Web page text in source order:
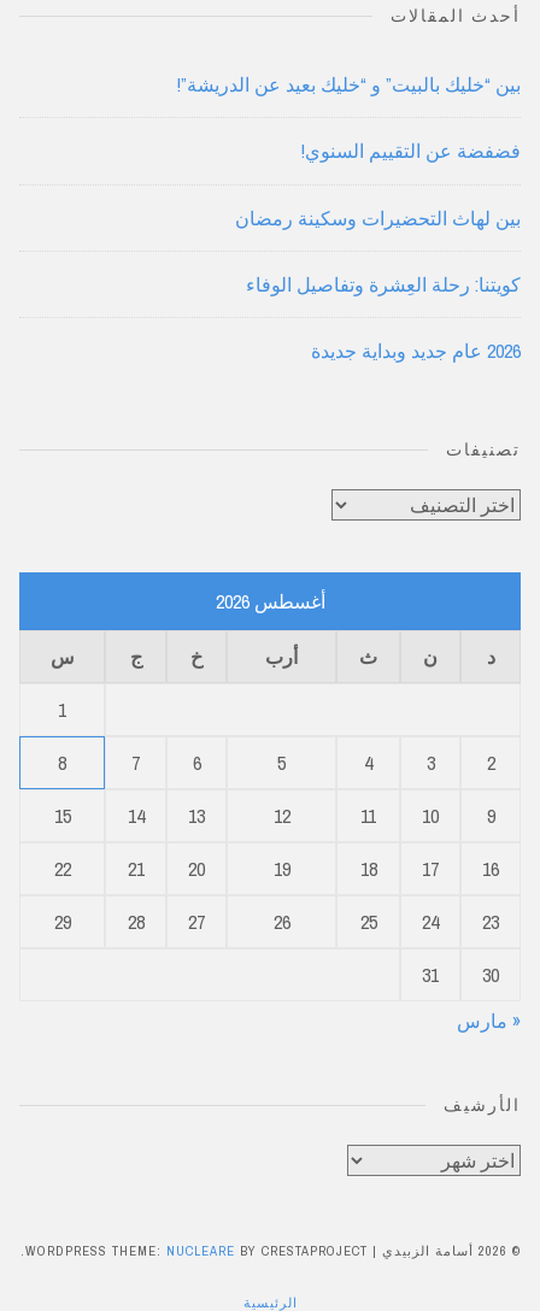
أحدث المقالات
بين “خليك بالبيت” و “خليك بعيد عن الدريشة”!
فضفضة عن التقييم السنوي!
بين لهاث التحضيرات وسكينة رمضان
كويتنا: رحلة العِشرة وتفاصيل الوفاء
2026 عام جديد وبداية جديدة
تصنيفات
تصنيفات
أغسطس 2026
د ن ث أرب خ ج
س
1
2
3
4
5
6
7
8
9
10
11
12
13
14
15
16
17
18
19
20
21
22
23
24
25
26
27
28
29
30
31
« مارس
الأرشيف
الأرشيف
© 2026 أسامة الزبيدي |
WORDPRESS THEME: NUCLEARE BY CRESTAPROJECT.
الرئيسية